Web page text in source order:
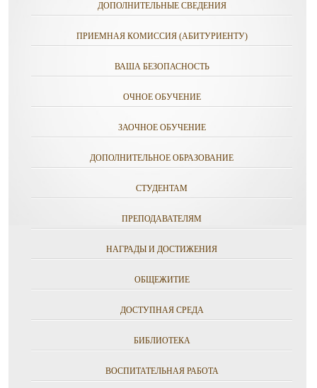
ДОПОЛНИТЕЛЬНЫЕ СВЕДЕНИЯ
ПРИЕМНАЯ КОМИССИЯ (АБИТУРИЕНТУ)
ВАША БЕЗОПАСНОСТЬ
ОЧНОЕ ОБУЧЕНИЕ
ЗАОЧНОЕ ОБУЧЕНИЕ
ДОПОЛНИТЕЛЬНОЕ ОБРАЗОВАНИЕ
СТУДЕНТАМ
ПРЕПОДАВАТЕЛЯМ
НАГРАДЫ И ДОСТИЖЕНИЯ
ОБЩЕЖИТИЕ
ДОСТУПНАЯ СРЕДА
БИБЛИОТЕКА
ВОСПИТАТЕЛЬНАЯ РАБОТА